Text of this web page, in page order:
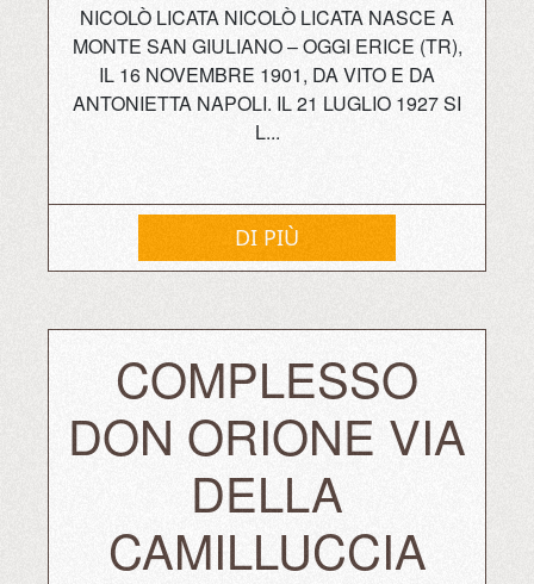
NICOLÒ LICATA NICOLÒ LICATA NASCE A
MONTE SAN GIULIANO – OGGI ERICE (TR),
IL 16 NOVEMBRE 1901, DA VITO E DA
ANTONIETTA NAPOLI. IL 21 LUGLIO 1927 SI
L...
DI PIÙ
COMPLESSO
DON ORIONE VIA
DELLA
CAMILLUCCIA